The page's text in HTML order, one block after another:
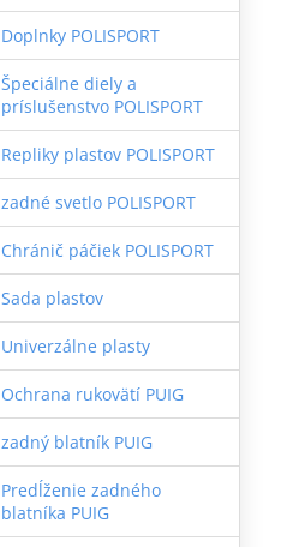
Doplnky POLISPORT
Špeciálne diely a
príslušenstvo POLISPORT
Repliky plastov POLISPORT
zadné svetlo POLISPORT
Chránič páčiek POLISPORT
Sada plastov
Univerzálne plasty
Ochrana rukovätí PUIG
zadný blatník PUIG
Predĺženie zadného
blatníka PUIG